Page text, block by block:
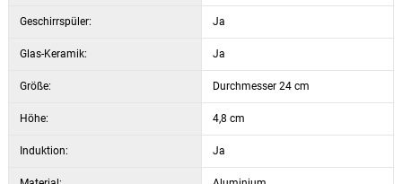
Geschirrspüler: Ja
Glas-Keramik: Ja
Größe: Durchmesser 24 cm
Höhe: 4,8 cm
Induktion: Ja